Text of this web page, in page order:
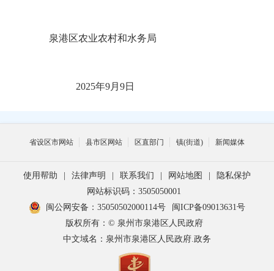
泉港区农业农村和水务局
2025年9月 9日
省设区市网站 县市区网站 区直部门 镇(街道) 新闻媒体
使用帮助 | 法律声明 | 联系我们 | 网站地图 |
隐私保护
网站标识码：3505050001
闽公网安备：35050502000114号
闽ICP备09013631号
版权所有：© 泉州市泉港区人民政府
中文域名：泉州市泉港区人民政府.政务